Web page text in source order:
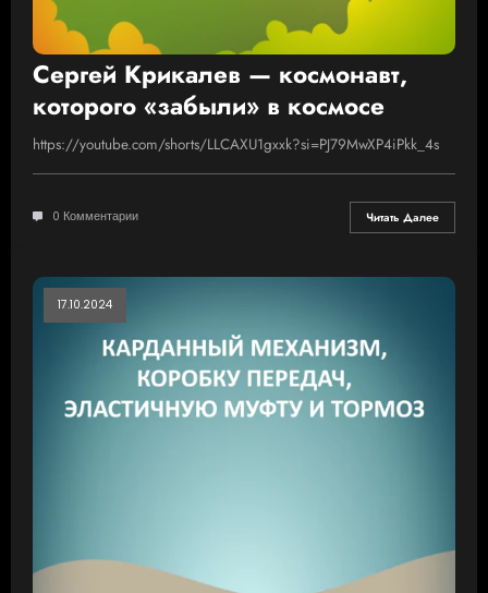
Сергей Крикалев — космонавт,
которого «забыли» в космосе⁠⁠
https://youtube.com/shorts/LLCAXU1gxxk?si=PJ79MwXP4iPkk_4s
0 Комментарии Читать Далее
17.10.2024